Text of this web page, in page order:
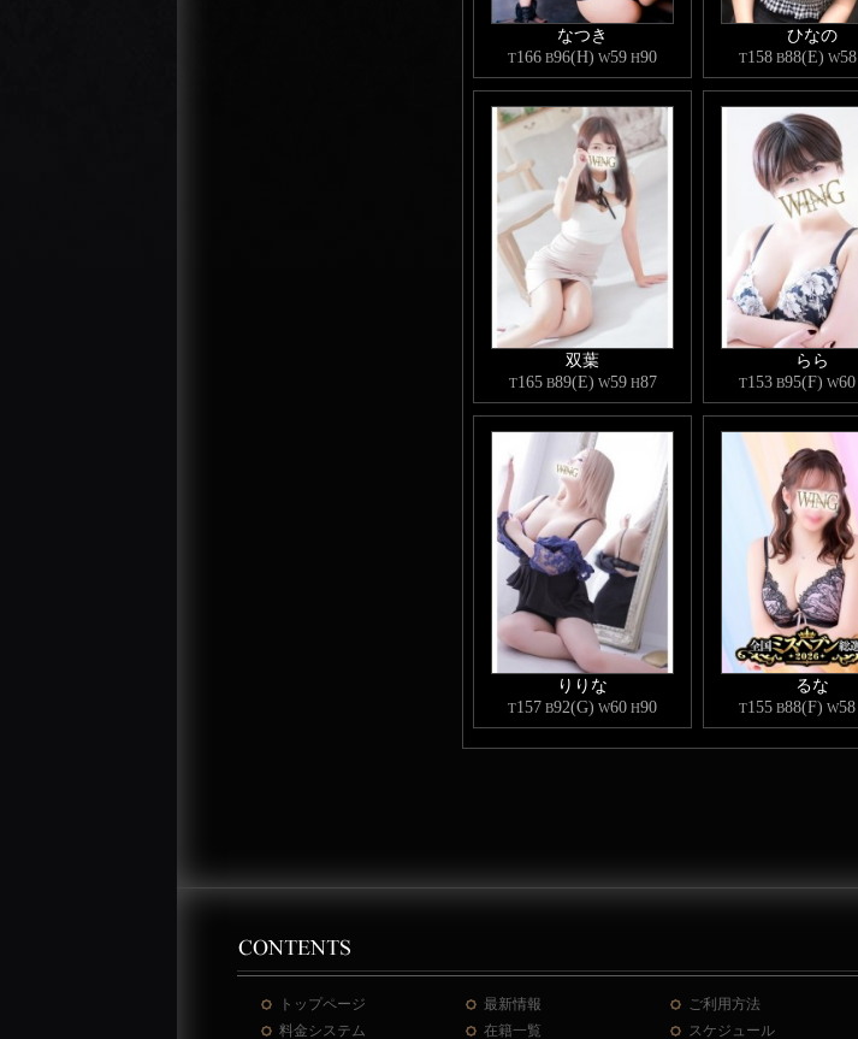
なつき
T166 B96(H) W59 H90
ひなの
T158 B88(E) W58
双葉
T165 B89(E) W59 H87
らら
T153 B95(F) W60
りりな
T157 B92(G) W60 H90
るな
T155 B88(F) W58
トップページ 最新情報
ご利用方法
料金システム
在籍一覧 スケジュール